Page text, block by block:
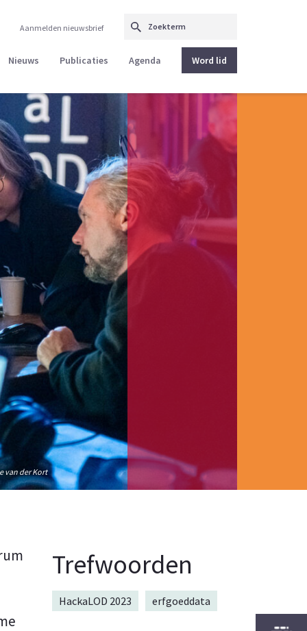
Aanmelden nieuwsbrief
Nieuws Publicaties Agenda Word lid
van der Kort
Trefwoorden
HackaLOD 2023 erfgoeddata